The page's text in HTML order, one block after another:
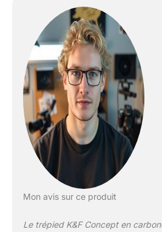
Portable
en fibre
tête de
pèse que
Hauteur
Ce qui
avec le
du
pous
Mon avis sur ce produit
Le trépied K&F Concept en